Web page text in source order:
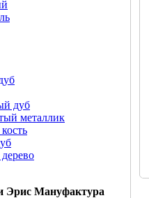
дуб
металлик
Эрис Мануфактура